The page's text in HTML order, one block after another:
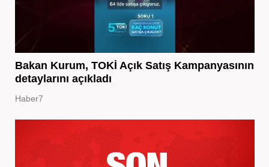
Bakan Kurum, TOKİ Açık Satış Kampanyasının
detaylarını açıkladı
Haber7